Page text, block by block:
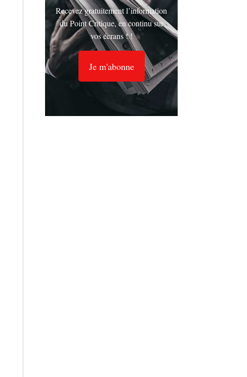
Recevez gratuitement l’information
du Point Critique, en continu sur
vos écrans ! !
Je m'abonne